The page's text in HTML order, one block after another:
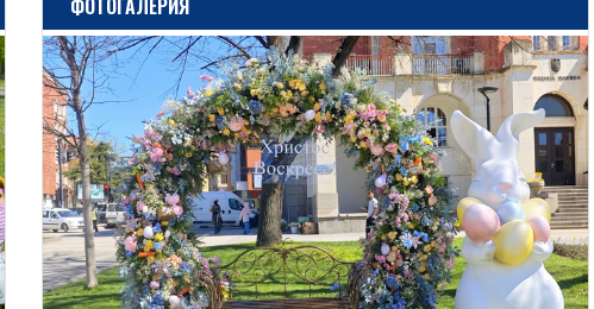
ФОТОГАЛЕРИЯ